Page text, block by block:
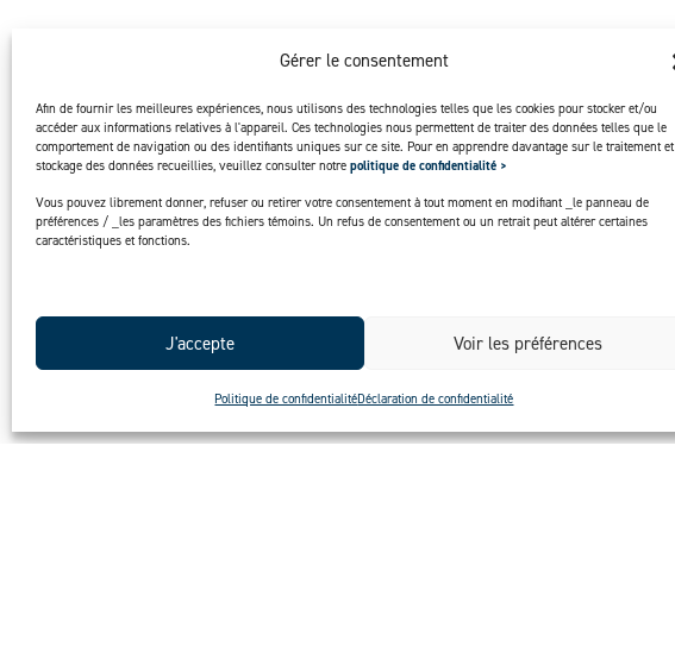
Gérer le consentement
Afin de fournir les meilleures expériences, nous utilisons des technologies telles que les cookies pour stocker et/ou
accéder aux informations relatives à l'appareil. Ces technologies nous permettent de traiter des données telles que le
comportement de navigation ou des identifiants uniques sur ce site. Pour en apprendre davantage sur le traitement et
stockage des données recueillies, veuillez consulter notre politique de confidentialité >
Vous pouvez librement donner, refuser ou retirer votre consentement à tout moment en modifiant _le panneau de
préférences / _les paramètres des fichiers témoins. Un refus de consentement ou un retrait peut altérer certaines
caractéristiques et fonctions.
J'accepte Voir les préférences
Politique de confidentialitéDéclaration de confidentialité